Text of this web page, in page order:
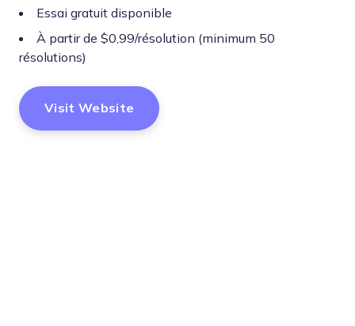
Essai gratuit disponible
À partir de $0,99/résolution (minimum 50
résolutions)
Visit Website